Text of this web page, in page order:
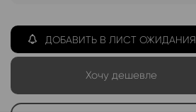
ДОБАВИТЬ В ЛИСТ ОЖИДАНИЯ
Хочу дешевле